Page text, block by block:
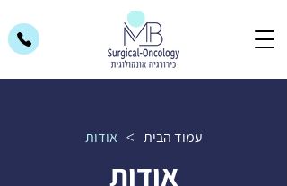
עמוד הבית > אודות
אודות